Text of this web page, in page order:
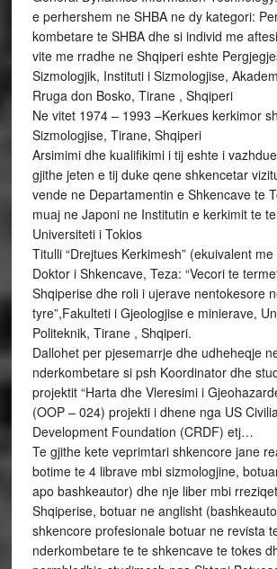
e perhershem ne SHBA ne dy kategori:
kombetare te SHBA dhe si individ me
vite me rradhe ne Shqiperi eshte
Sizmologjik, Instituti i Sizmologjise,
Rruga don Bosko, Tirane , Shqiperi
Ne vitet 1974 – 1993 –Kerkues kerkimor
Sizmologjise, Tirane, Shqiperi
Arsimimi dhe kualifikimi i tij eshte i
gjithe jeten e tij duke qene shkencetar
vende ne Departamentin e Shkencave te
muaj ne Japoni ne Institutin e kerkimit te
Universiteti i Tokios
Titulli “Drejtues Kerkimesh” (ekuivalent
Doktor i Shkencave, Teza: “Vecori te
Shqiperise dhe roli i ujerave nentokesore
tyre”,Fakulteti i Gjeologjise e minierave,
Politeknik, Tirane , Shqiperi.
Dallohet per pjesemarrje dhe udheheqje
nderkombetare si psh Koordinator dhe
projektit “Harta dhe Vleresimi i
(OOP – 024) projekti i dhene nga US
Development Foundation (CRDF) etj…
Te gjithe kete veprimtari shkencore jane
botime te 4 librave mbi sizmologjine,
apo bashkeautor) dhe nje liber mbi
Shqiperise, botuar ne anglisht
shkencore profesionale botuar ne revista
nderkombetare te te shkencave te tokes